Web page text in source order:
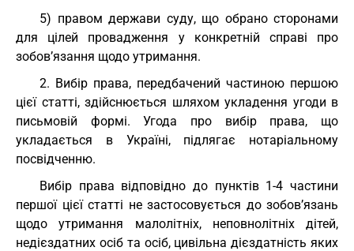
5) правом держави суду, що обрано сторонами
для цілей провадження у конкретній справі про
зобов’язання щодо утримання.
2. Вибір права, передбачений частиною першою
цієї статті, здійснюється шляхом укладення угоди в
письмовій формі. Угода про вибір права, що
укладається в Україні, підлягає нотаріальному
посвідченню.
Вибір права відповідно до пунктів 1-4 частини
першої цієї статті не застосовується до зобов’язань
щодо утримання малолітніх, неповнолітніх дітей,
недієздатних осіб та осіб, цивільна дієздатність яких